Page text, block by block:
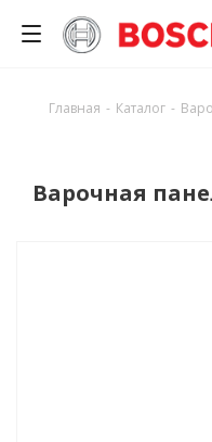
Главная - Каталог -
Варочная